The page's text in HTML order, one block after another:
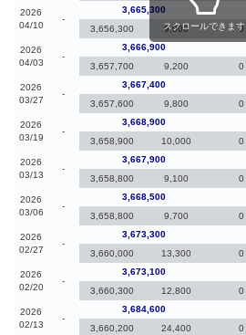
2026
04/10
-
3,665,300
3,656,300
9,000 0
2026
04/03
-
3,666,900
3,657,700
9,200 0
2026
03/27
-
3,667,400
3,657,600
9,800 0
2026
03/19
-
3,668,900
3,658,900
10,000 0
2026
03/13
-
3,667,900
3,658,800
9,100 0
2026
03/06
-
3,668,500
3,658,800
9,700 0
2026
02/27
-
3,673,300
3,660,000
13,300 0
2026
02/20
-
3,673,100
3,660,300
12,800 0
2026
02/13
-
3,684,600
3,660,200
24,400 0
スクロールできます